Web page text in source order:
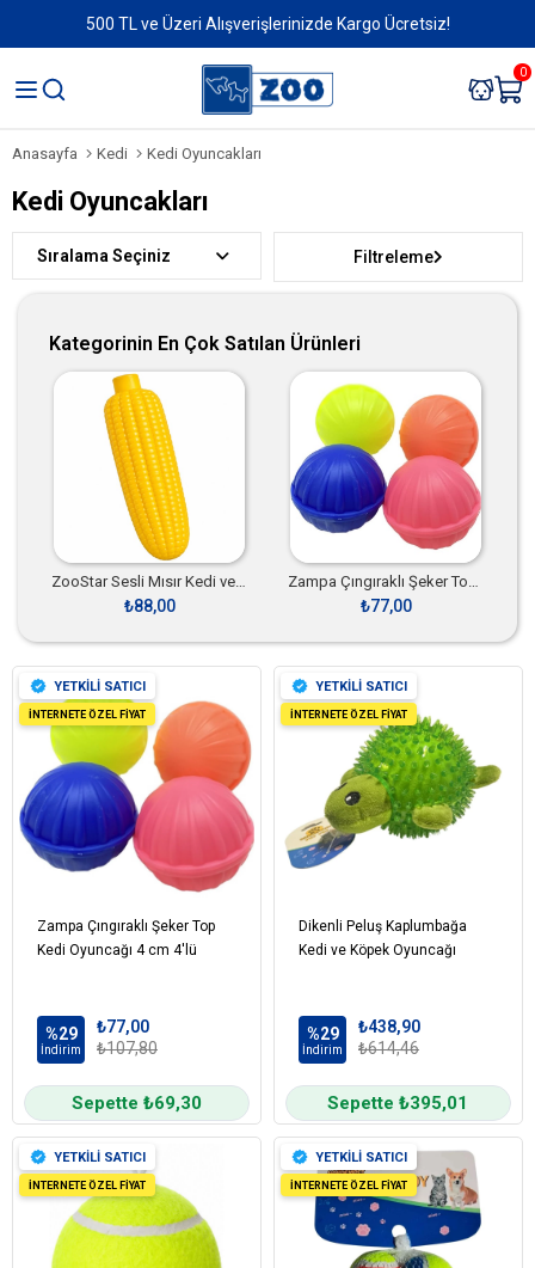
500 TL ve Üzeri Alışverişlerinizde Kargo Ücretsiz!
0
Anasayfa Kedi Kedi Oyuncakları
Kedi Oyuncakları
Filtreleme
Sıralama
Kategorinin En Çok Satılan Ürünleri
ZooStar Sesli Mısır Kedi ve Köpek Oyuncağı Zampa Çıngıraklı Şeker Top Kedi Oyuncağı 4 cm 4'lü
Zampa Çıngıraklı Şeker Top
Kedi Oyuncağı 4 cm 4'lü
%29
İndirim
₺77,00
₺107,80
YETKİLİ SATICI
İNTERNETE ÖZEL FİYAT
Sepette ₺69,30
Dikenli Peluş Kaplumbağa
Kedi ve Köpek Oyuncağı
%29
İndirim
₺438,90
₺614,46
YETKİLİ SATICI
İNTERNETE ÖZEL FİYAT
Sepette ₺395,01
YETKİLİ SATICI
İNTERNETE ÖZEL FİYAT
YETKİLİ SATICI
İNTERNETE ÖZEL FİYAT